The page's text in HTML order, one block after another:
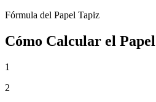
Fórmula del Papel Tapiz
Cómo Calcular el
1
2